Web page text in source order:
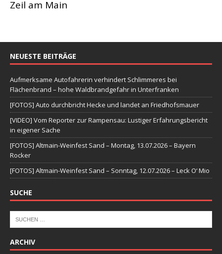
Zeil am Main
NEUESTE BEITRÄGE
Aufmerksame Autofahrerin verhindert Schlimmeres bei
Flächenbrand – hohe Waldbrandgefahr in Unterfranken
[FOTOS] Auto durchbricht Hecke und landet an Friedhofsmauer
[VIDEO] Vom Reporter zur Rampensau: Lustiger Erfahrungsbericht
in eigener Sache
[FOTOS] Altmain-Weinfest Sand – Montag, 13.07.2026 – Bayern
Rocker
[FOTOS] Altmain-Weinfest Sand – Sonntag, 12.07.2026 – Leck O‘ Mio
SUCHE
ARCHIV